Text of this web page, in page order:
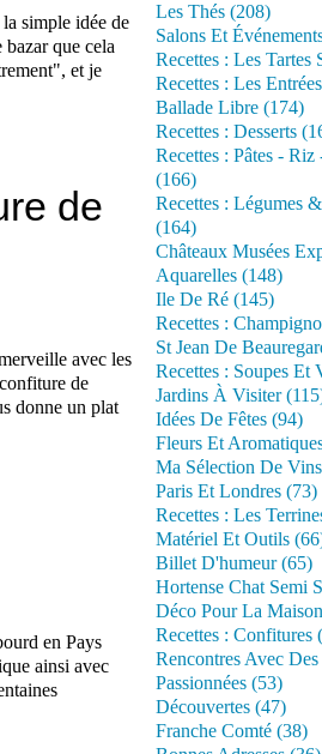
simple idée de
que cela
et je
de
avec les
de
donne un plat
en Pays
ainsi avec
Les Thés (208)
Salons Et
Recettes : Les Tartes
Recettes : Les
Ballade Libre (174)
Recettes : Desserts
Recettes : Pâtes -
(166)
Recettes : Légumes
(164)
Châteaux Musées
Aquarelles (148)
Ile De Ré (145)
Recettes :
St Jean De
Recettes : Soupes Et
Jardins À Visiter
Idées De Fêtes (94)
Fleurs Et
Ma Sélection De
Paris Et Londres (73)
Recettes : Les
Matériel Et Outils
Billet D'humeur (65)
Hortense Chat Semi
Déco Pour La
Recettes : Confitures
Rencontres Avec
Passionnées (53)
Découvertes (47)
Franche Comté (38)